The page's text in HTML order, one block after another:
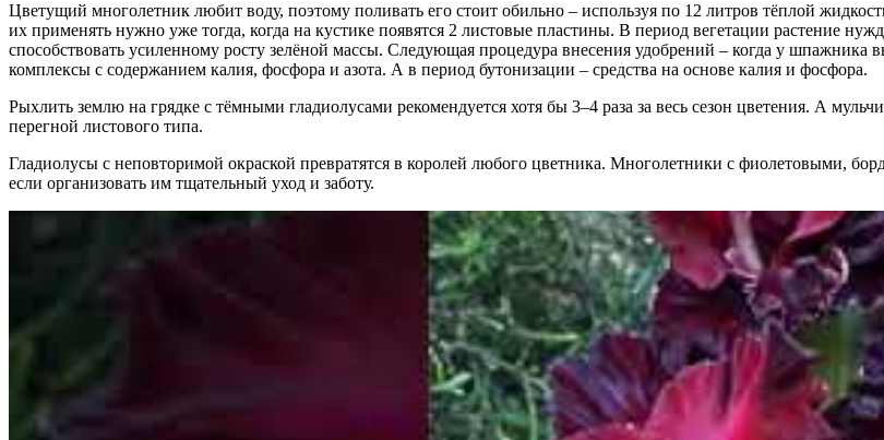
Цветущий многолетник любит воду, поэтому поливать его стоит обильно – используя по 12 литров тёплой
их применять нужно уже тогда, когда на кустике появятся 2 листовые пластины. В период вегетации растение
способствовать усиленному росту зелёной массы. Следующая процедура внесения удобрений – когда у шпажника
комплексы с содержанием калия, фосфора и азота. А в период бутонизации – средства на основе калия и фосфора.
Рыхлить землю на грядке с тёмными гладиолусами рекомендуется хотя бы 3–4 раза за весь сезон цветения. А
перегной листового типа.
Гладиолусы с неповторимой окраской превратятся в королей любого цветника. Многолетники с фиолетовыми,
если организовать им тщательный уход и заботу.